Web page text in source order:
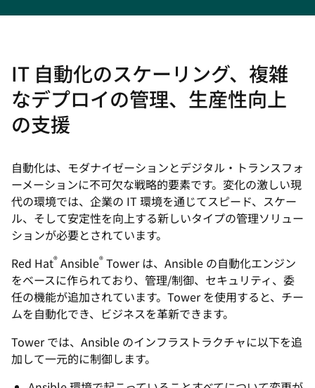
IT 自動化のスケーリング、複雑
なデプロイの管理、生産性向上
の支援
自動化は、モダナイゼーションとデジタル・トランスフォ
ーメーションに不可欠な戦略的要素です。変化の激しい現
代の環境では、企業の IT 環境を通じてスピード、スケー
ル、そして安定性を向上する新しいタイプの管理ソリュー
ションが必要とされています。
Red Hat® Ansible® Tower は、Ansible の自動化エンジン
をベースに作られており、管理/制御、セキュリティ、委
任の機能が追加されています。Tower を使用すると、チー
ムを自動化でき、ビジネスを革新できます。
Tower では、Ansible のインフラストラクチャに以下を追
加して一元的に制御します。